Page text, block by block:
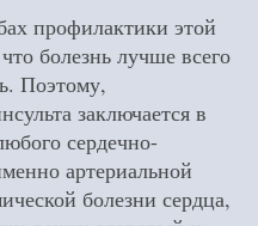
профилактики этой
болезнь лучше всего
Поэтому,
заключается в
сердечно-
артериальной
болезни сердца,